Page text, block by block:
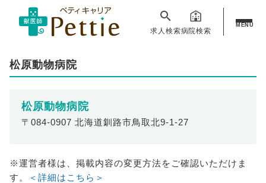
求人検索病院検索
MENU
松原動物病院
松原動物病院
〒084-0907 北海道釧路市鳥取北9-1-27
※運営者様は、掲載内容の変更方法をご確認いただけま
す。
＜詳細はこちら＞